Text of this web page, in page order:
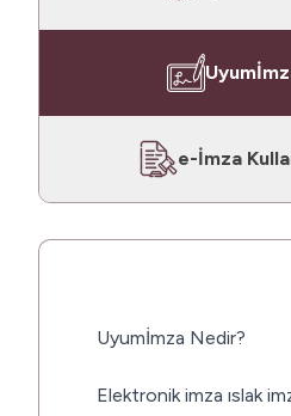
e-İmza
Uyumİmza Nedir?
Elektronik imza ıslak